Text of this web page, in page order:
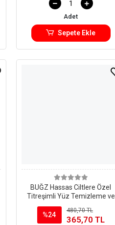
Adet
Sepete Ekle
BUĞZ Hassas Ciltlere Özel
Titreşimli Yüz Temizleme ve
Masaj Aleti
%24
480,70 TL
365,70 TL